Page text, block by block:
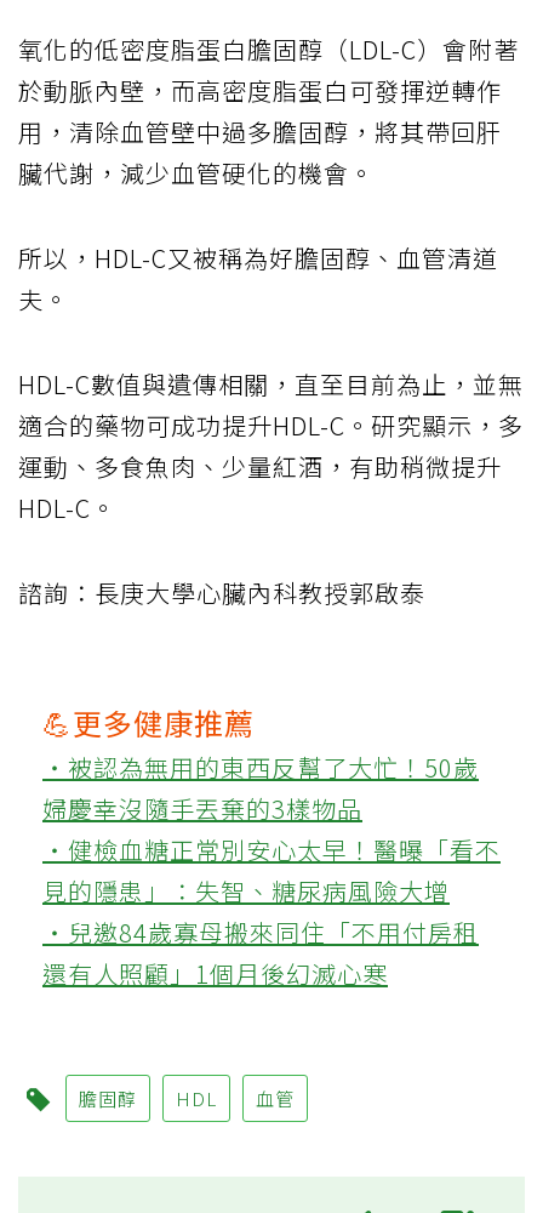
氧化的低密度脂蛋白膽固醇（LDL-C）會附著
於動脈內壁，而高密度脂蛋白可發揮逆轉作
用，清除血管壁中過多膽固醇，將其帶回肝
臟代謝，減少血管硬化的機會。
所以，HDL-C又被稱為好膽固醇、血管清道
夫。
HDL-C數值與遺傳相關，直至目前為止，並無
適合的藥物可成功提升HDL-C。研究顯示，多
運動、多食魚肉、少量紅酒，有助稍微提升
HDL-C。
諮詢：長庚大學心臟內科教授郭啟泰
💪更多健康推薦
‧被認為無用的東西反幫了大忙！50歲
婦慶幸沒隨手丟棄的3樣物品
‧健檢血糖正常別安心太早！醫曝「看不
見的隱患」：失智、糖尿病風險大增
‧兒邀84歲寡母搬來同住「不用付房租
還有人照顧」1個月後幻滅心寒
膽固醇 HDL 血管